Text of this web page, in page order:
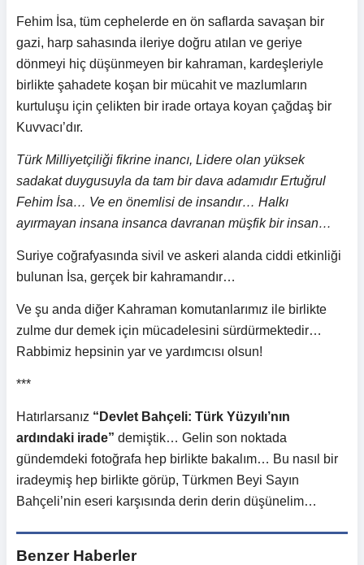
Fehim İsa, tüm cephelerde en ön saflarda savaşan bir
gazi, harp sahasında ileriye doğru atılan ve geriye
dönmeyi hiç düşünmeyen bir kahraman, kardeşleriyle
birlikte şahadete koşan bir mücahit ve mazlumların
kurtuluşu için çelikten bir irade ortaya koyan çağdaş bir
Kuvvacı’dır.
Türk Milliyetçiliği fikrine inancı, Lidere olan yüksek
sadakat duygusuyla da tam bir dava adamıdır Ertuğrul
Fehim İsa… Ve en önemlisi de insandır… Halkı
ayırmayan insana insanca davranan müşfik bir insan…
Suriye coğrafyasında sivil ve askeri alanda ciddi etkinliği
bulunan İsa, gerçek bir kahramandır…
Ve şu anda diğer Kahraman komutanlarımız ile birlikte
zulme dur demek için mücadelesini sürdürmektedir…
Rabbimiz hepsinin yar ve yardımcısı olsun!
***
Hatırlarsanız “Devlet Bahçeli: Türk Yüzyılı’nın
ardındaki irade” demiştik… Gelin son noktada
gündemdeki fotoğrafa hep birlikte bakalım… Bu nasıl bir
iradeymiş hep birlikte görüp, Türkmen Beyi Sayın
Bahçeli’nin eseri karşısında derin derin düşünelim…
Benzer Haberler